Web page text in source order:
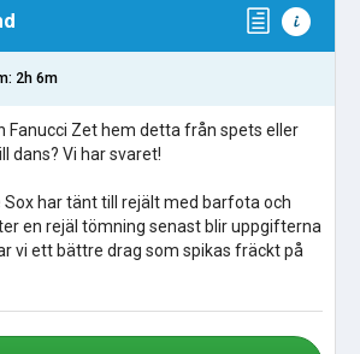
2h 6m
Fanucci Zet hem detta från spets eller
dans? Vi har svaret!
Sox har tänt till rejält med barfota och
en rejäl tömning senast blir uppgifterna
vi ett bättre drag som spikas fräckt på